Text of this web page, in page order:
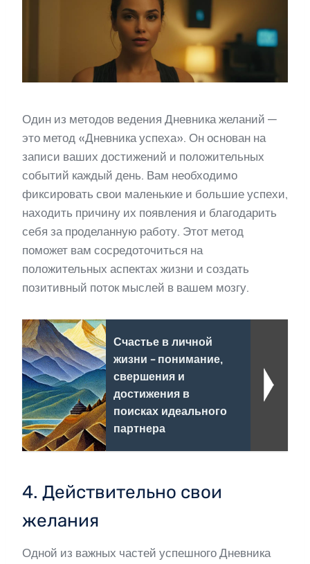
Один из методов ведения Дневника желаний —
это метод «Дневника успеха». Он основан на
записи ваших достижений и положительных
событий каждый день. Вам необходимо
фиксировать свои маленькие и большие успехи,
находить причину их появления и благодарить
себя за проделанную работу. Этот метод
поможет вам сосредоточиться на
положительных аспектах жизни и создать
позитивный поток мыслей в вашем мозгу.
Счастье в личной
жизни - понимание,
свершения и
достижения в
поисках идеального
партнера
4. Действительно свои
желания
Одной из важных частей успешного Дневника